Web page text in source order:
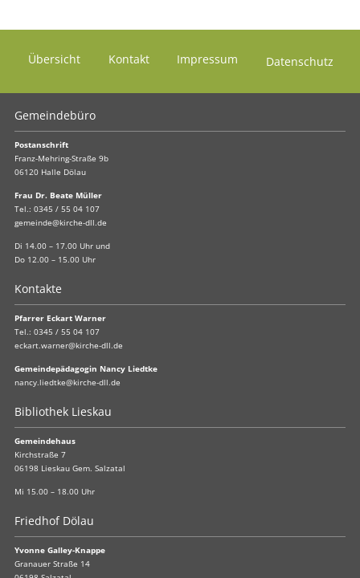
Übersicht Kontakt Impressum Datenschutz
Gemeindebüro
Postanschrift
Franz-Mehring-Straße 9b
06120 Halle Dölau
Frau Dr. Beate Müller
Tel.: 0345 / 55 04 107
gemeinde@kirche-dll.de
Di 14.00 – 17.00 Uhr und
Do 12.00 – 15.00 Uhr
Kontakte
Pfarrer Eckart Warner
Tel.: 0345 / 55 04 107
eckart.warner@kirche-dll.de
Gemeindepädagogin Nancy Liedtke
nancy.liedtke@kirche-dll.de
Bibliothek Lieskau
Gemeindehaus
Kirchstraße 7
06198 Lieskau Gem. Salzatal
Mi 15.00 – 18.00 Uhr
Friedhof Dölau
Yvonne Galley-Knappe
Granauer Straße 14